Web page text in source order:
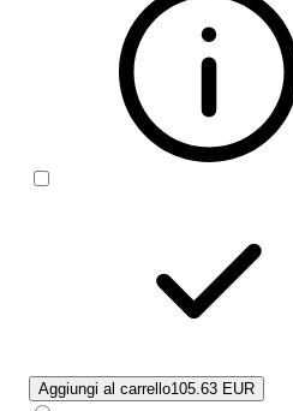
Aggiungi al carrello105.63 EUR